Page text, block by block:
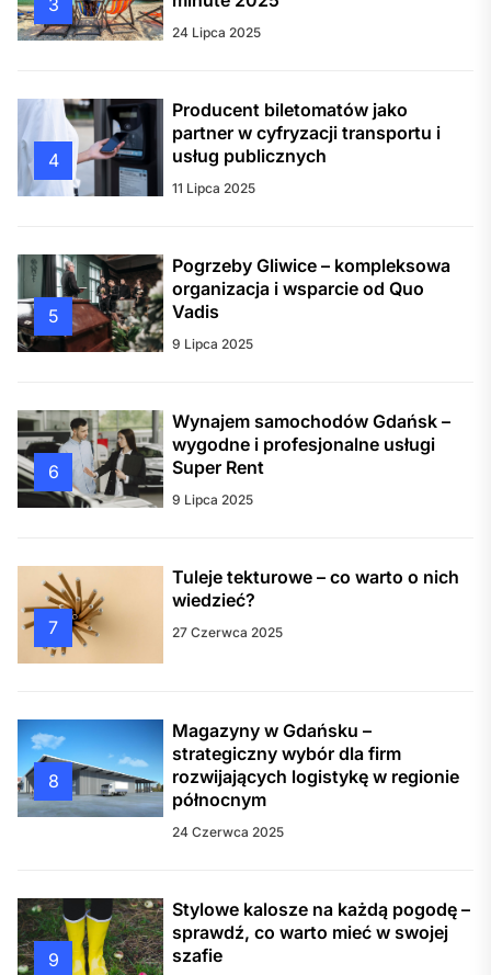
3
24 Lipca 2025
4
Producent biletomatów jako
partner w cyfryzacji transportu i
usług publicznych
11 Lipca 2025
5
Pogrzeby Gliwice – kompleksowa
organizacja i wsparcie od Quo
Vadis
9 Lipca 2025
6
Wynajem samochodów Gdańsk –
wygodne i profesjonalne usługi
Super Rent
9 Lipca 2025
7
Tuleje tekturowe – co warto o nich
wiedzieć?
27 Czerwca 2025
8
Magazyny w Gdańsku –
strategiczny wybór dla firm
rozwijających logistykę w regionie
północnym
24 Czerwca 2025
9
Stylowe kalosze na każdą pogodę –
sprawdź, co warto mieć w swojej
szafie